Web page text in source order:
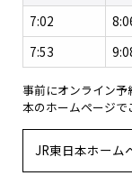
7:02
7:53
事前にオンライン予
本のホームページで
JR東日本ホーム